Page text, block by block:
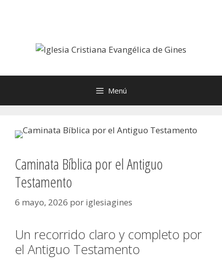
Menú
Caminata Bíblica por el Antiguo
Testamento
6 mayo, 2026 por iglesiagines
Un recorrido claro y completo por
el Antiguo Testamento